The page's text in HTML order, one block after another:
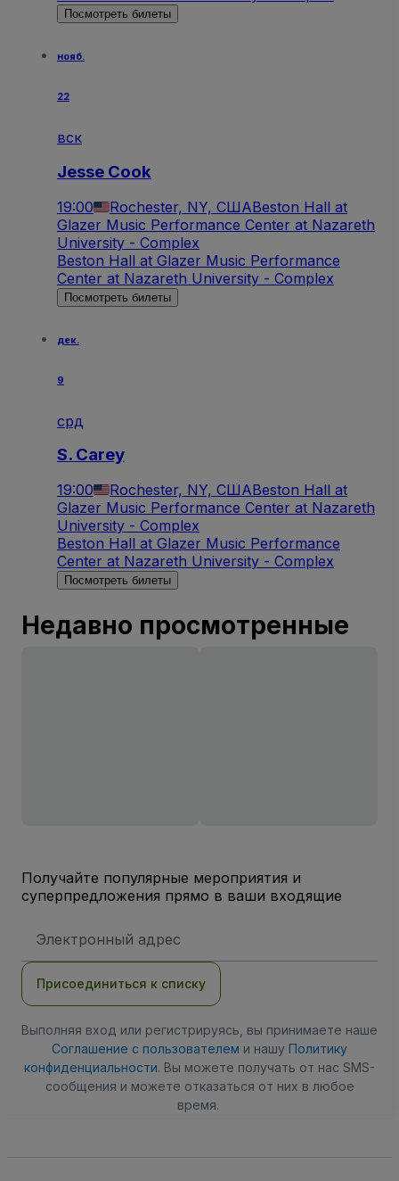
Посмотреть билеты
нояб.
22
вск
Jesse Cook
19:00 Rochester, NY, СШАBeston Hall at
Glazer Music Performance Center at Nazareth
University - Complex
Beston Hall at Glazer Music Performance
Center at Nazareth University - Complex
Посмотреть билеты
дек.
9
срд
S. Carey
19:00 Rochester, NY, СШАBeston Hall at
Glazer Music Performance Center at Nazareth
University - Complex
Beston Hall at Glazer Music Performance
Center at Nazareth University - Complex
Посмотреть билеты
Недавно просмотренные
Получайте популярные мероприятия и
суперпредложения прямо в ваши входящие
электронной
Присоединиться к списку
Выполняя вход или регистрируясь, вы принимаете наше
Соглашение с пользователем и нашу Политику
конфиденциальности. Вы можете получать от нас SMS-
сообщения и можете отказаться от них в любое
время.